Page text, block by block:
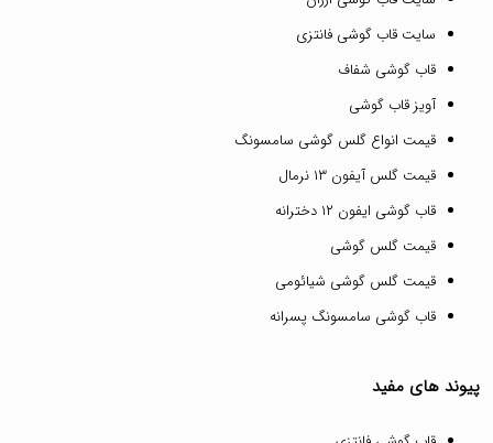
سایت قاب گوشی فانتزی
قاب گوشی شفاف
آویز قاب گوشی
قیمت انواع گلس گوشی سامسونگ
قیمت گلس آیفون ۱۳ نرمال
قاب گوشی ایفون ۱۲ دخترانه
قیمت گلس گوشی
قیمت گلس گوشی شیائومی
قاب گوشی سامسونگ پسرانه
پیوند های مفید